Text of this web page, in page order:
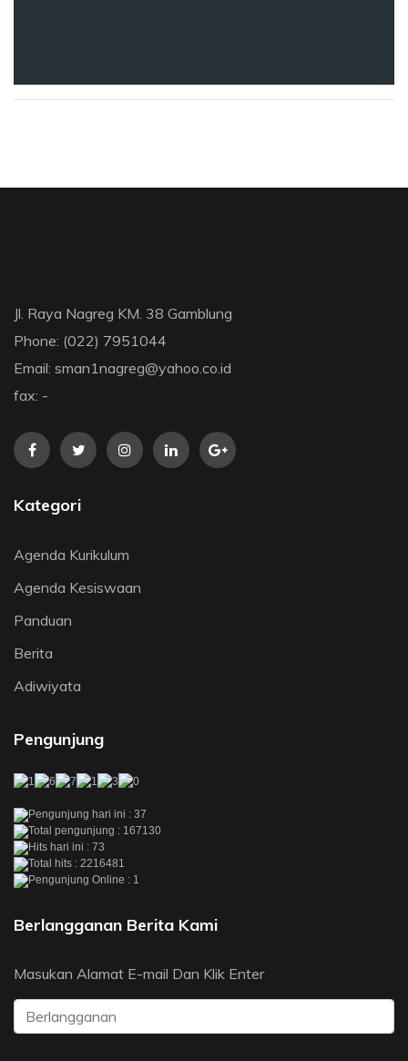
Jl. Raya Nagreg KM. 38 Gamblung
Phone: (022) 7951044
Email: sman1nagreg@yahoo.co.id
fax: -
Kategori
Agenda Kurikulum
Agenda Kesiswaan
Panduan
Berita
Adiwiyata
Pengunjung
Pengunjung hari ini : 37
Total pengunjung : 167130
Hits hari ini : 73
Total hits : 2216481
Pengunjung Online : 1
Berlangganan Berita Kami
Masukan Alamat E-mail Dan Klik Enter